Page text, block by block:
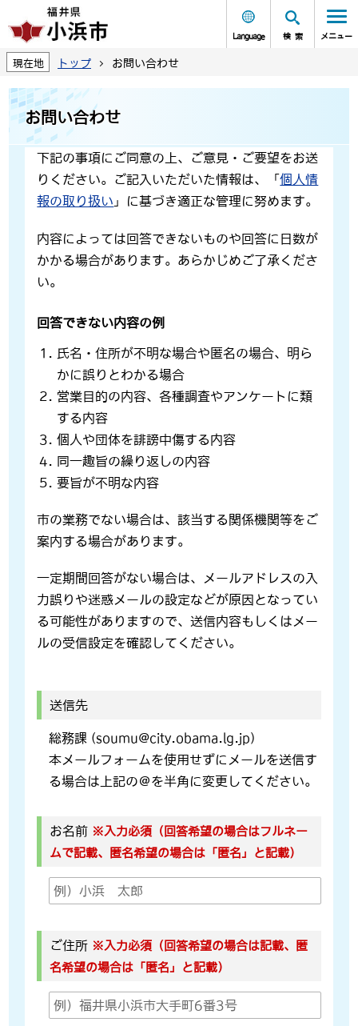
Language 検索 メニュー
現在地 トップ お問い合わせ
お問い合わせ
下記の事項にご同意の上、ご意見・ご要望をお送
りください。ご記入いただいた情報は、「個人情
報の取り扱い 」に基づき適正な管理に努めます。
内容によっては回答できないものや回答に日数が
かかる場合があります。あらかじめご了承くださ
い。
回答できない内容の例
氏名・住所が不明な場合や匿名の場合、明ら
かに誤りとわかる場合
営業目的の内容、各種調査やアンケートに類
する内容
個人や団体を誹謗中傷する内容
同一趣旨の繰り返しの内容
要旨が不明な内容
市の業務でない場合は、該当する関係機関等をご
案内する場合があります。
一定期間回答がない場合は、メールアドレスの入
力誤りや迷惑メールの設定などが原因となってい
る可能性がありますので、送信内容もしくはメー
ルの受信設定を確認してください。
送信先
総務課 (soumu@city.obama.lg.jp)
本メールフォームを使用せずにメールを送信す
る場合は上記の＠を半角に変更してください。
お名前 ※入力必須（回答希望の場合はフルネー
ムで記載、匿名希望の場合は「匿名」と記載）
ご住所 ※入力必須（回答希望の場合は記載、匿
名希望の場合は「匿名」と記載）